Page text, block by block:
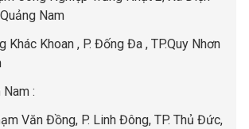
Nam
Khác Khoan , P. Đống Đa , TP.Quy Nhơn
Nam :
Văn Đồng, P. Linh Đông, TP. Thủ Đức,